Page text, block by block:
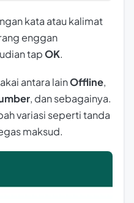
kata atau kalimat
enggan
tapOK.
antara lainOffline,
, dan sebagainya.
variasi seperti tanda
maksud.